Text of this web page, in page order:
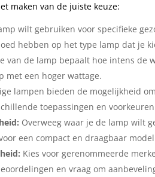
maken van de juiste keuze:
wilt gebruiken voor specifieke
hebben op het type lamp dat je
van de lamp bepaalt hoe intens de
met een hoger wattage.
lampen bieden de mogelijkheid
toepassingen en
Overweeg waar je de lamp wilt
een compact en draagbaar
Kies voor gerenommeerde
en vraag om